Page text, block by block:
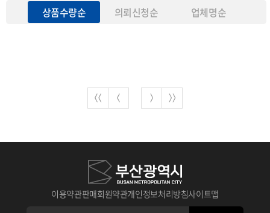
상품수량순 의뢰신청순 업체명순
이용약관판매회원약관개인정보처리방침사이트맵